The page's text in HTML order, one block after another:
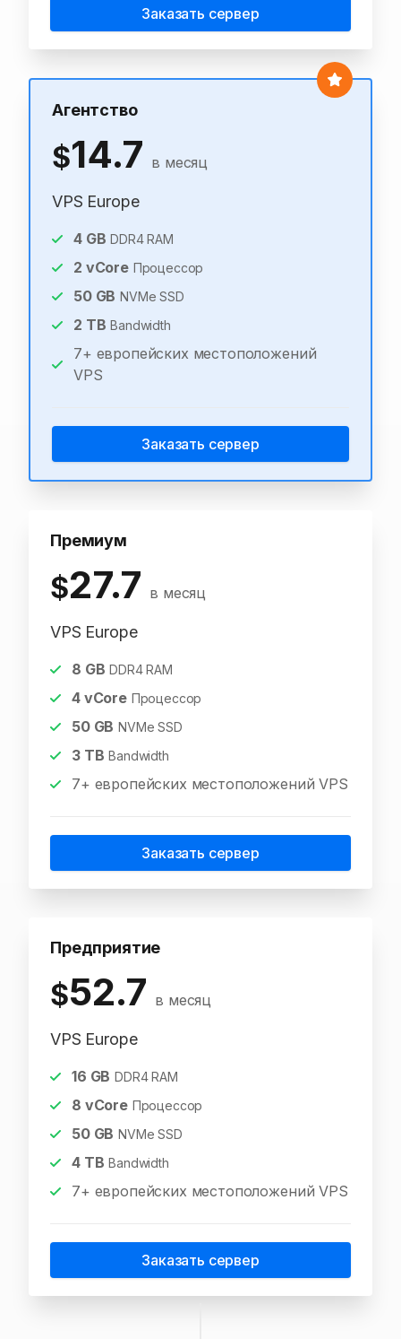
Заказать сервер
Агентство
$14.7 в месяц
VPS Europe
4GB DDR4 RAM
2 vCore Процессор
50GB NVMe SSD
2 TB Bandwidth
7+ европейских местоположений
VPS
Заказать сервер
Премиум
$27.7 в месяц
VPS Europe
8 GB DDR4 RAM
4vCore Процессор
50GB NVMe SSD
3TB Bandwidth
7+ европейских местоположений VPS
Заказать сервер
Предприятие
$52.7 в месяц
VPS Europe
16 GB DDR4 RAM
8 vCore Процессор
50GB NVMe SSD
4TB Bandwidth
7+ европейских местоположений VPS
Заказать сервер